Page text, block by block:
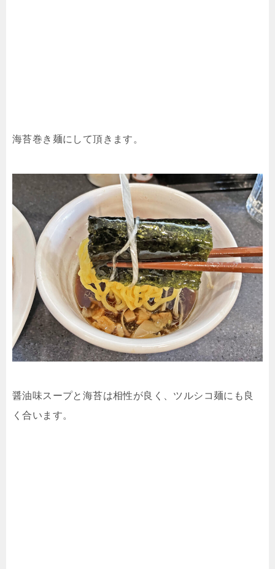
海苔巻き麺にして頂きます。
醤油味スープと海苔は相性が良く、ツルシコ麺にも良
く合います。